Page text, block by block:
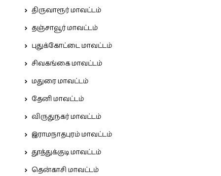
திருவாரூர் மாவட்டம்
தஞ்சாவூர் மாவட்டம்
புதுக்கோட்டை மாவட்டம்
சிவகங்கை மாவட்டம்
மதுரை மாவட்டம்
தேனி மாவட்டம்
விருதுநகர் மாவட்டம்
இராமநாதபுரம் மாவட்டம்
தூத்துக்குடி மாவட்டம்
தென்காசி மாவட்டம்